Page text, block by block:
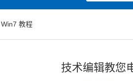
Win7 教程
技术编辑教您